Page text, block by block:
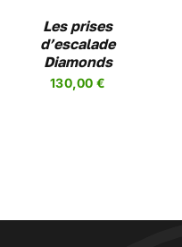
Les prises
d’escalade
Diamonds
130,00 €